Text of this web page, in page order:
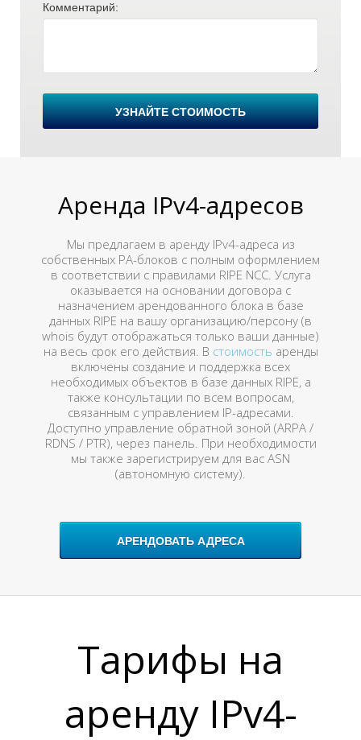
В
Н
Комментарий:
УЗНАЙТЕ СТОИМОСТЬ
Аренда IPv4-адресов
Мы предлагаем в аренду IPv4-адреса из
собственных PA-блоков с полным оформлением
в соответствии с правилами RIPE NCC. Услуга
оказывается на основании договора с
назначением арендованного блока в базе
данных RIPE на вашу организацию/персону (в
whois будут отображаться только ваши данные)
на весь срок его действия. В стоимость аренды
включены создание и поддержка всех
необходимых объектов в базе данных RIPE, а
также консультации по всем вопросам,
связанным с управлением IP-адресами.
Доступно управление обратной зоной (ARPA /
RDNS / PTR), через панель. При необходимости
мы также зарегистрируем для вас ASN
(автономную систему).
АРЕНДОВАТЬ АДРЕСА
Тарифы на
аренду IPv4-